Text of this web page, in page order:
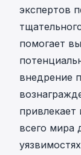
экспертов
помогает
внедрение
привлекает
всего мира